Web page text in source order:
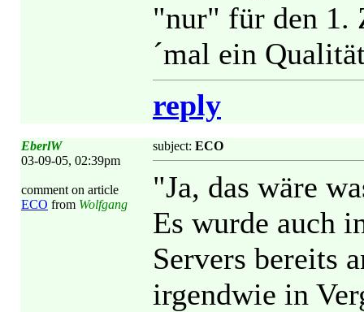
"nur" für den 1.
´mal ein
reply
EberlW
03-09-05, 02:39pm
comment on article
ECO from Wolfgang
subject: ECO
"Ja, das wäre
Es wurde auch
Servers bereits
irgendwie in